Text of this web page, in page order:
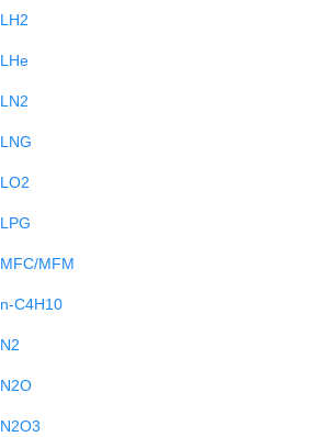
LH2
LHe
LN2
LNG
LO2
LPG
MFC/MFM
n-C4H10
N2
N2O
N2O3